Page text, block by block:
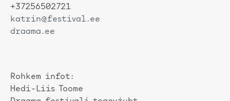
+37256502721
katrin@festival.ee
draama.ee
Rohkem infot:
Hedi-Liis Toome